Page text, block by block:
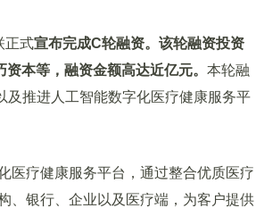
正式宣布完成C轮融资。该轮融资投资
本等，融资金额高达近亿元。 本轮融
及推进人工智能数字化医疗健康服务平
疗健康服务平台，通过整合优质医疗
、银行、企业以及医疗端，为客户提供